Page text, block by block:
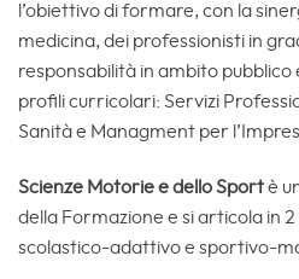
l’obiettivo di formare, con la
medicina, dei professionisti in
responsabilità in ambito pubblico
profili curricolari: Servizi
Sanità e Managment per
Scienze Motorie e dello Sportè
della Formazione e si articola in
scolastico-adattivo e sportivo-